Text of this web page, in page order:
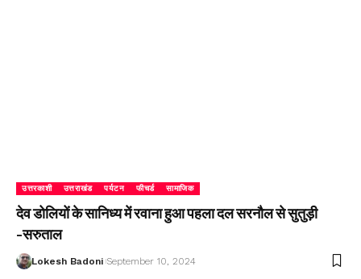
उत्तरकाशी उत्तराखंड पर्यटन फीचर्ड सामाजिक
देव डोलियों के सानिध्य में रवाना हुआ पहला दल सरनौल से सुतुड़ी
-सरुताल
Lokesh Badoni September 10, 2024